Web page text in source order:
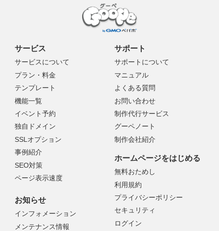
サービス
サービスについて
プラン・料金
テンプレート
機能一覧
イベント予約
独自ドメイン
SSLオプション
事例紹介
SEO対策
ページ表示速度
サポート
サポートについて
マニュアル
よくある質問
お問い合わせ
制作代行サービス
グーペノート
制作会社紹介
お知らせ
インフォメーション
メンテナンス情報
ホームページをはじめる
無料おためし
利用規約
プライバシーポリシー
セキュリティ
ログイン